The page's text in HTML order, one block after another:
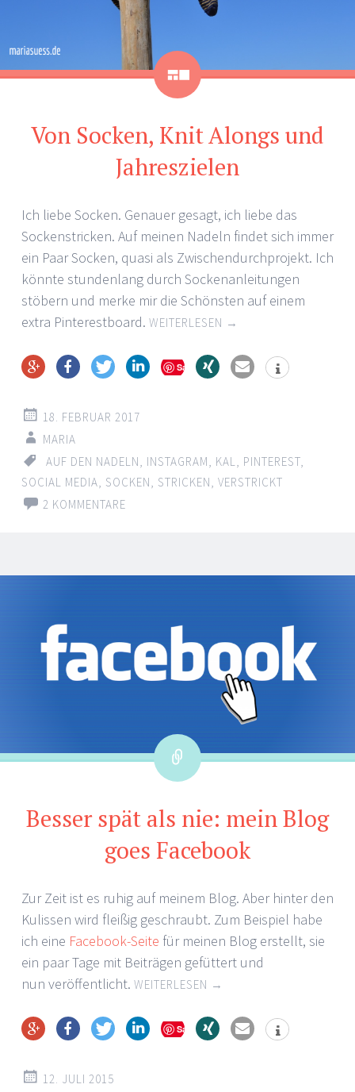
Galerie
Von Socken, Knit Alongs und
Jahreszielen
Ich liebe Socken. Genauer gesagt, ich liebe das
Sockenstricken. Auf meinen Nadeln findet sich immer
ein Paar Socken, quasi als Zwischendurchprojekt. Ich
könnte stundenlang durch Sockenanleitungen
stöbern und merke mir die Schönsten auf einem
extra Pinterestboard. WEITERLESEN →
Save
18. FEBRUAR 2017
MARIA
AUF DEN NADELN
INSTAGRAM KAL PINTEREST
SOCIAL MEDIA SOCKEN STRICKEN VERSTRICKT
2 KOMMENTARE
Link
Besser spät als nie: mein Blog
goes Facebook
Zur Zeit ist es ruhig auf meinem Blog. Aber hinter den
Kulissen wird fleißig geschraubt. Zum Beispiel habe
ich eine Facebook-Seite für meinen Blog erstellt, sie
ein paar Tage mit Beiträgen gefüttert und
nun veröffentlicht. WEITERLESEN →
Save
12. JULI 2015